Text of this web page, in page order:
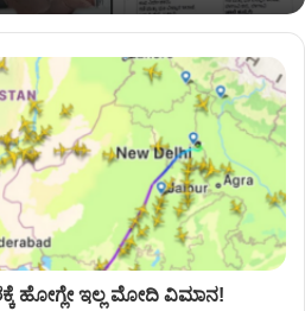
ಹೋಗ್ಲೇ ಇಲ್ಲ ಮೋದಿ ವಿಮಾನ!